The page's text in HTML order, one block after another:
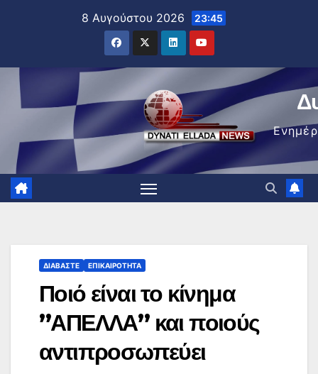
8 Αυγούστου 2026 23:45
ΔΙΑΒΆΣΤΕ ΕΠΙΚΑΙΡΌΤΗΤΑ
Ποιό είναι το κίνημα
”ΑΠΕΛΛΑ” και ποιούς
αντιπροσωπεύει